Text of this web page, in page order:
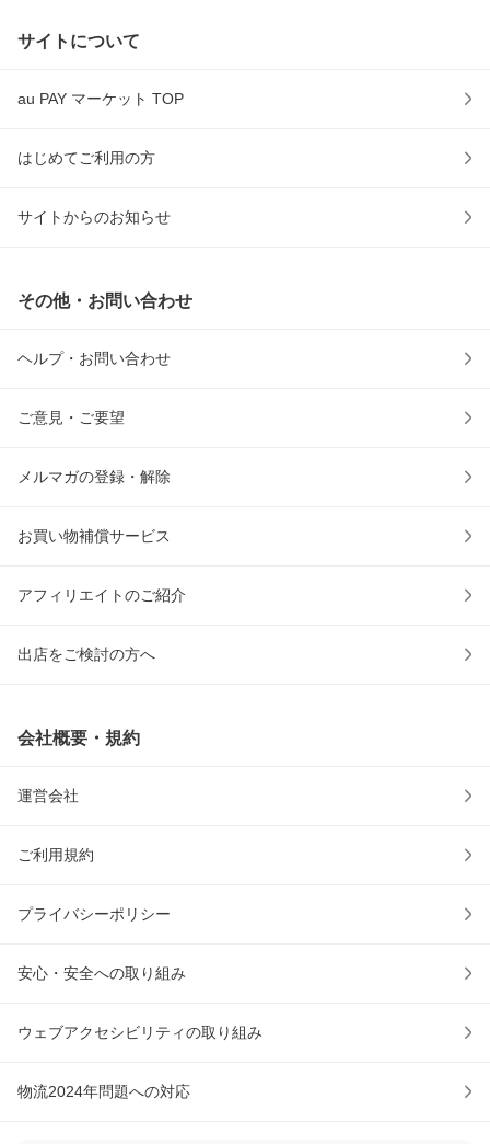
サイトについて
au PAY マーケット TOP
はじめてご利用の方
サイトからのお知らせ
その他・お問い合わせ
ヘルプ・お問い合わせ
ご意見・ご要望
メルマガの登録・解除
お買い物補償サービス
アフィリエイトのご紹介
出店をご検討の方へ
会社概要・規約
運営会社
ご利用規約
プライバシーポリシー
安心・安全への取り組み
ウェブアクセシビリティの取り組み
物流2024年問題への対応